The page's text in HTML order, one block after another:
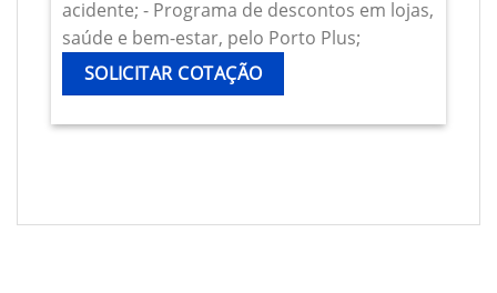
acidente; - Programa de descontos em lojas,
saúde e bem-estar, pelo Porto Plus;
SOLICITAR COTAÇÃO